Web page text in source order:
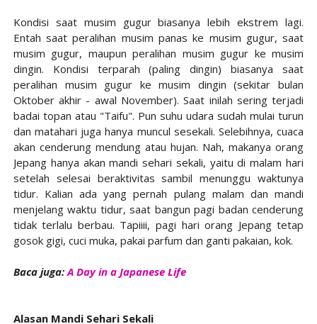
Kondisi saat musim gugur biasanya lebih ekstrem lagi.
Entah saat peralihan musim panas ke musim gugur, saat
musim gugur, maupun peralihan musim gugur ke musim
dingin. Kondisi terparah (paling dingin) biasanya saat
peralihan musim gugur ke musim dingin (sekitar bulan
Oktober akhir - awal November). Saat inilah sering terjadi
badai topan atau "Taifu". Pun suhu udara sudah mulai turun
dan matahari juga hanya muncul sesekali. Selebihnya, cuaca
akan cenderung mendung atau hujan. Nah, makanya orang
Jepang hanya akan mandi sehari sekali, yaitu di malam hari
setelah selesai beraktivitas sambil menunggu waktunya
tidur. Kalian ada yang pernah pulang malam dan mandi
menjelang waktu tidur, saat bangun pagi badan cenderung
tidak terlalu berbau. Tapiiii, pagi hari orang Jepang tetap
gosok gigi, cuci muka, pakai parfum dan ganti pakaian, kok.
Baca juga:A Day in a Japanese Life
Alasan Mandi Sehari Sekali